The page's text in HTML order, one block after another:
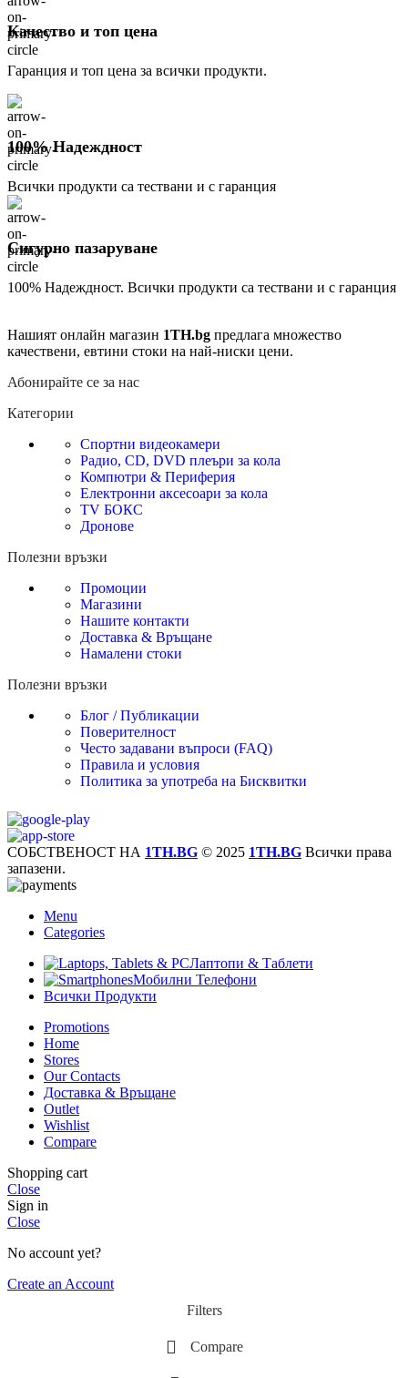
Качество и топ цена
Гаранция и топ цена за всички продукти.
100% Надеждност
Всички продукти са тествани и с гаранция
Сигурно пазаруване
100% Надеждност. Всички продукти са тествани и с гаранция
Нашият онлайн магазин 1TH.bg предлага множество
качествени, евтини стоки на най-ниски цени.
Абонирайте се за нас
Категории
Спортни видеокамери
Радио, CD, DVD плеъри за кола
Компютри & Периферия
Електронни аксесоари за кола
TV БОКС
Дронове
Полезни връзки
Промоции
Магазини
Нашите контакти
Доставка & Връщане
Намалени стоки
Полезни връзки
Блог / Публикации
Поверителност
Често задавани въпроси (FAQ)
Правила и условия
Политика за употреба на Бисквитки
СОБСТВЕНОСТ НА 1TH.BG © 2025 1TH.BG Всички права
запазени.
Menu
Categories
Лаптопи & Таблети
Мобилни Телефони
Всички Продукти
Promotions
Home
Stores
Our Contacts
Доставка & Връщане
Outlet
Wishlist
Compare
Shopping cart
Close
Sign in
Close
No account yet?
Create an Account
Filters
Compare